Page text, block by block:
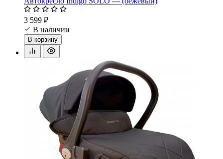
3 599 ₽
В наличии
В корзину